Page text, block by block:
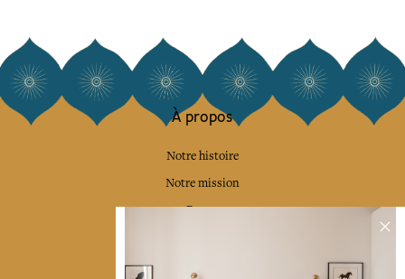
À propos
Notre histoire
Notre mission
Presse